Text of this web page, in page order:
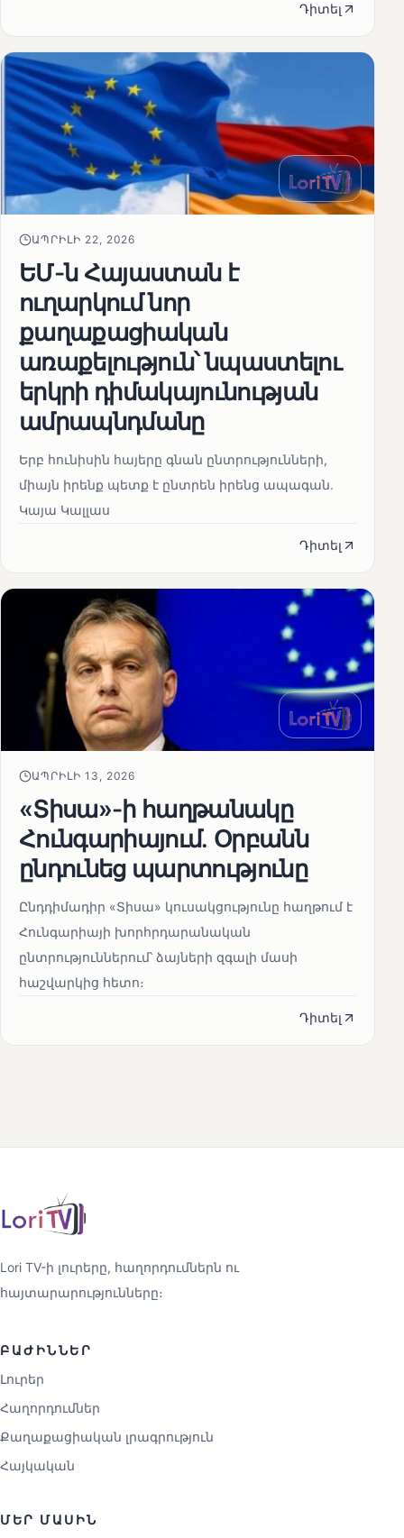
Դիտել
ԱՊՐԻԼԻ 22, 2026
ԵՄ-ն Հայաստան է
ուղարկում նոր
քաղաքացիական
առաքելություն՝ նպաստելու
երկրի դիմակայունության
ամրապնդմանը
Երբ հունիսին հայերը գնան ընտրությունների,
միայն իրենք պետք է ընտրեն իրենց ապագան.
Կայա Կալլաս
Դիտել
ԱՊՐԻԼԻ 13, 2026
«Տիսա»-ի հաղթանակը
Հունգարիայում․ Օրբանն
ընդունեց պարտությունը
Ընդդիմադիր «Տիսա» կուսակցությունը հաղթում է
Հունգարիայի խորհրդարանական
ընտրություններում՝ ձայների զգալի մասի
հաշվարկից հետո։
Դիտել
Lori TV-ի լուրերը, հաղորդումներն ու
հայտարարությունները։
ԲԱԺԻՆՆԵՐ
Լուրեր
Հաղորդումներ
Քաղաքացիական լրագրություն
Հայկական
ՄԵՐ ՄԱՍԻՆ